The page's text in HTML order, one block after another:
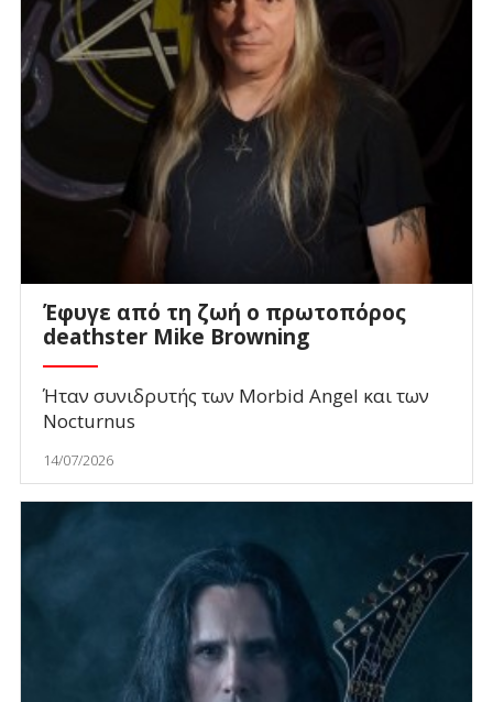
Έφυγε από τη ζωή ο πρωτοπόρος
deathster Mike Browning
Ήταν συνιδρυτής των Morbid Angel και των
Nocturnus
14/07/2026